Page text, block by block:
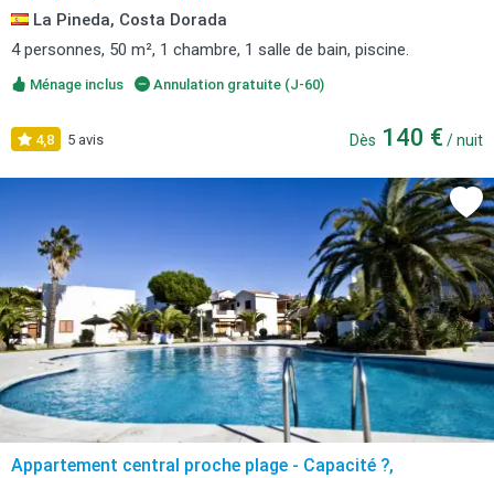
La Pineda, Costa Dorada
4 personnes, 50 m², 1 chambre, 1 salle de bain, piscine.
Ménage inclus Annulation gratuite (J-60)
4,8 5 avis Dès 140 € / nuit
Appartement central proche plage - Capacité ?,